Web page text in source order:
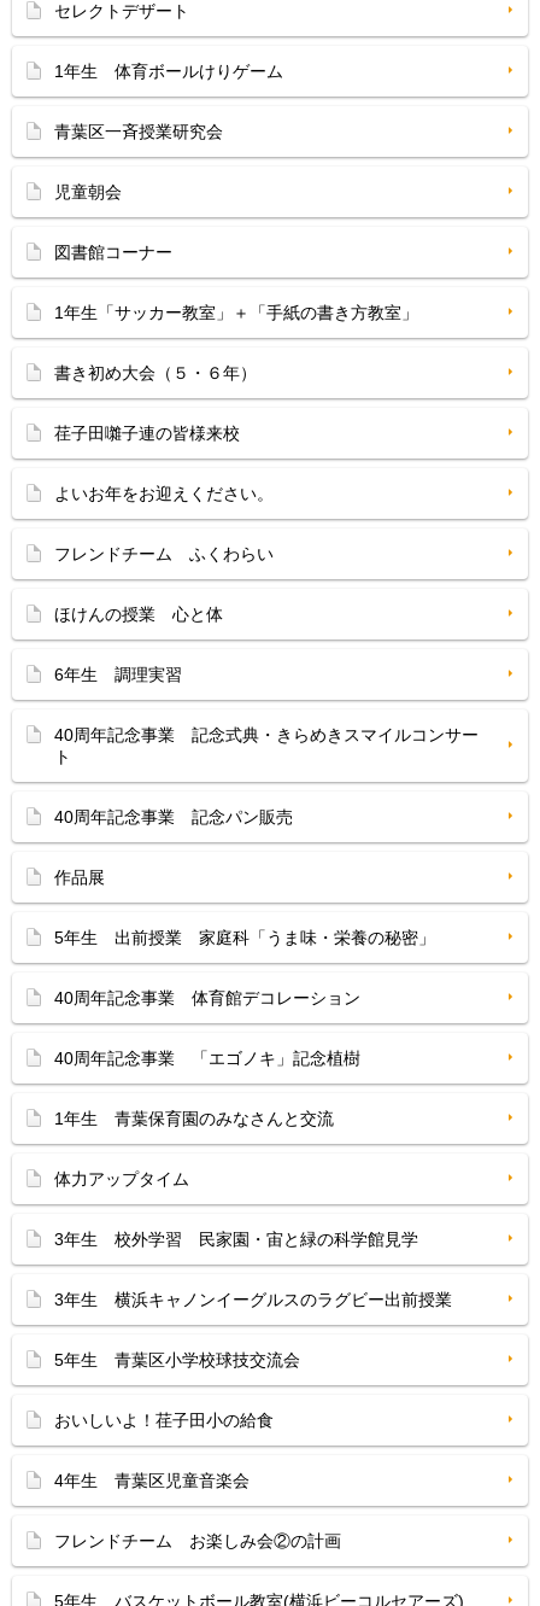
セレクトデザート
1年生 体育ボールけりゲーム
青葉区一斉授業研究会
児童朝会
図書館コーナー
1年生「サッカー教室」＋「手紙の書き方教室」
書き初め大会（５・６年）
荏子田囃子連の皆様来校
よいお年をお迎えください。
フレンドチーム ふくわらい
ほけんの授業 心と体
6年生 調理実習
40周年記念事業 記念式典・きらめきスマイルコンサー
ト
40周年記念事業 記念パン販売
作品展
5年生 出前授業 家庭科「うま味・栄養の秘密」
40周年記念事業 体育館デコレーション
40周年記念事業 「エゴノキ」記念植樹
1年生 青葉保育園のみなさんと交流
体力アップタイム
3年生 校外学習 民家園・宙と緑の科学館見学
3年生 横浜キャノンイーグルスのラグビー出前授業
5年生 青葉区小学校球技交流会
おいしいよ！荏子田小の給食
4年生 青葉区児童音楽会
フレンドチーム お楽しみ会②の計画
5年生 バスケットボール教室(横浜ビーコルセアーズ)